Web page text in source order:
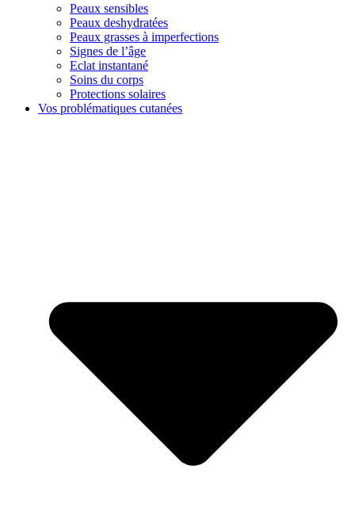
Peaux sensibles
Peaux deshydratées
Peaux grasses à imperfections
Signes de l’âge
Eclat instantané
Soins du corps
Protections solaires
Vos problématiques cutanées